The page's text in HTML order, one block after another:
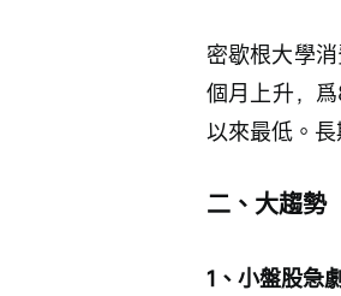
密歇根大學
個月上升，
以來最低。
二、大趨勢
1、小盤股急